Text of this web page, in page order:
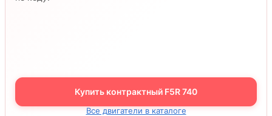
Купить контрактный F5R 740
Все двигатели в каталоге